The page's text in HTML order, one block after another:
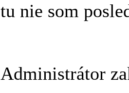
tu nie som
Administrátor